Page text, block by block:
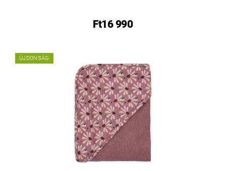
Ft16 990
ÚJDONSÁG